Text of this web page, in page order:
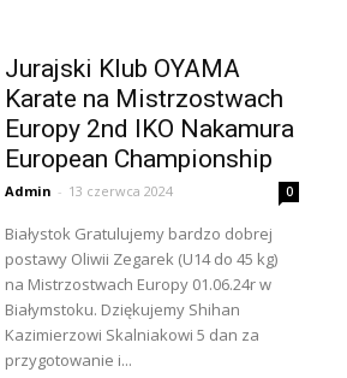
Jurajski Klub OYAMA
Karate na Mistrzostwach
Europy 2nd IKO Nakamura
European Championship
Admin - 13 czerwca 2024 0
Białystok Gratulujemy bardzo dobrej
postawy Oliwii Zegarek (U14 do 45 kg)
na Mistrzostwach Europy 01.06.24r w
Białymstoku. Dziękujemy Shihan
Kazimierzowi Skalniakowi 5 dan za
przygotowanie i...